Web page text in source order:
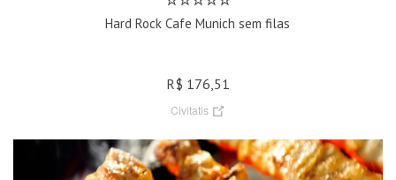
Hard Rock Cafe Munich sem filas
R$ 176,51
Civitatis